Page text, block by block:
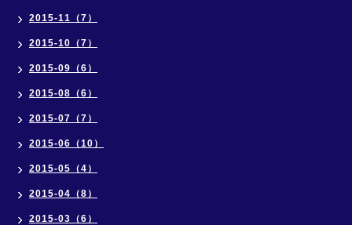
2015-11（7）
2015-10（7）
2015-09（6）
2015-08（6）
2015-07（7）
2015-06（10）
2015-05（4）
2015-04（8）
2015-03（6）